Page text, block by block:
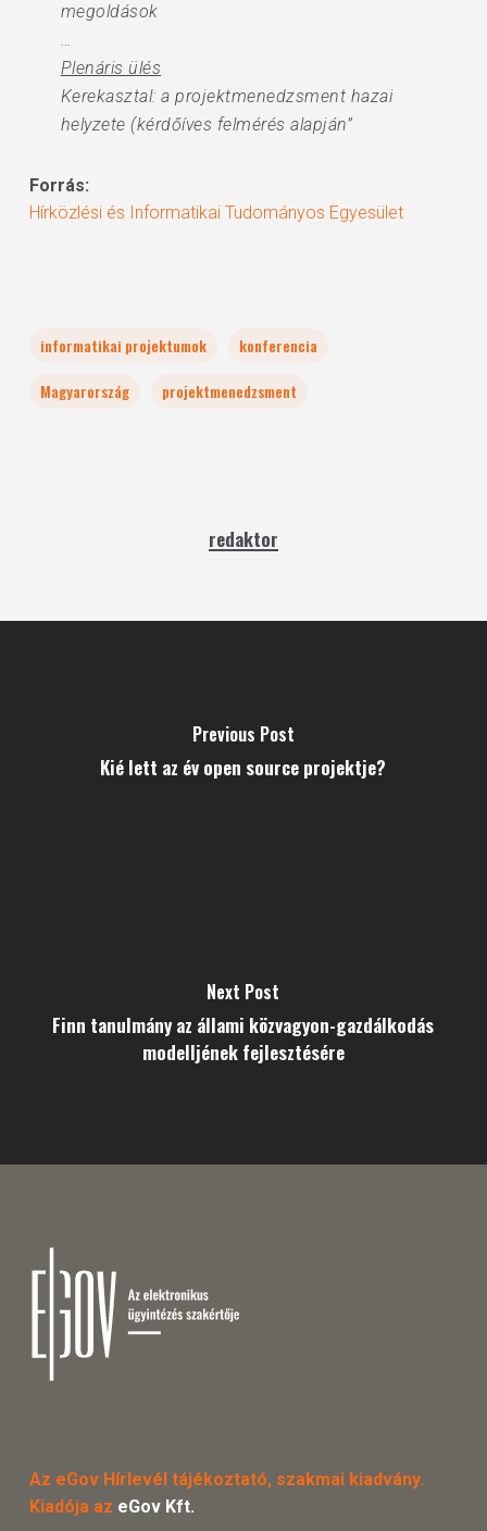
megoldások
…
Plenáris ülés
Kerekasztal: a projektmenedzsment hazai
helyzete (kérdőíves felmérés alapján”
Forrás:
Hírközlési és Informatikai Tudományos Egyesület
informatikai projektumok
konferencia
Magyarország
projektmenedzsment
redaktor
Previous Post
Kié lett az év open source projektje?
Next Post
Finn tanulmány az állami közvagyon-gazdálkodás
modelljének fejlesztésére
Az eGov Hírlevél tájékoztató, szakmai kiadvány.
Kiadója az eGov Kft.